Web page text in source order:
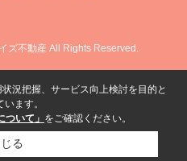
ズ不動産 All Rights Reserved.
況把握、サービス向上検討を目的と
ます。
ついて」 をご確認ください。
る